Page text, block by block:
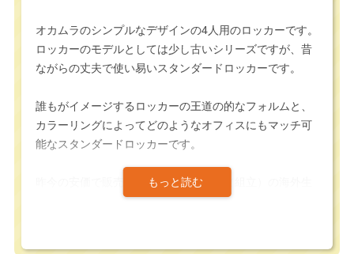
オカムラのシンプルなデザインの4人用のロッカーです。
ロッカーのモデルとしては少し古いシリーズですが、昔
ながらの丈夫で使い易いスタンダードロッカーです。
誰もがイメージするロッカーの王道の的なフォルムと、
カラーリングによってどのようなオフィスにもマッチ可
能なスタンダードロッカーです。
昨今の安価で販売されるノックダウン（組立）の海外生
産ロッカーとは異なり、しっかりとした溶接構造で製造